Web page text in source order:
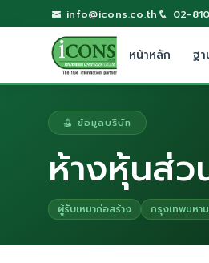
info@icons.co.th 02-
หน้าหลัก ฐ
ข้อมูลบริษัท
ห้างหุ้นส่ว
ผู้รับเหมาก่อสร้าง กรุงเทพมหา